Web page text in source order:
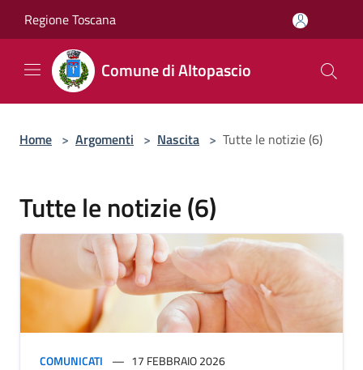
Regione Toscana
Comune di Altopascio
Home > Argomenti > Nascita > Tutte le notizie (6)
Tutte le notizie (6)
COMUNICATI 17 FEBBRAIO 2026